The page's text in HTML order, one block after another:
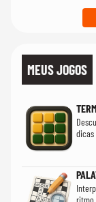
MEUS JOGOS
dicas
ritmo.